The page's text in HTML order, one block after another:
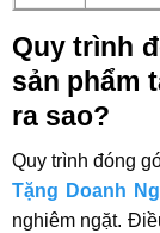
Quy trình
sản phẩm
ra sao?
Quy trình đóng
Tặng Doanh
nghiêm ngặt.